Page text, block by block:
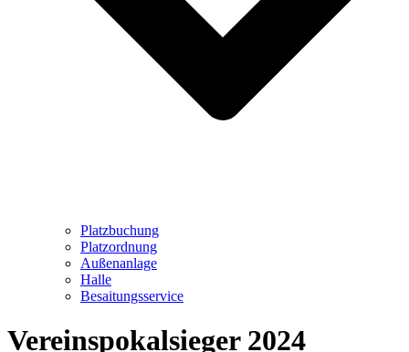
Platzbuchung
Platzordnung
Außenanlage
Halle
Besaitungsservice
Vereinspokalsieger 2024